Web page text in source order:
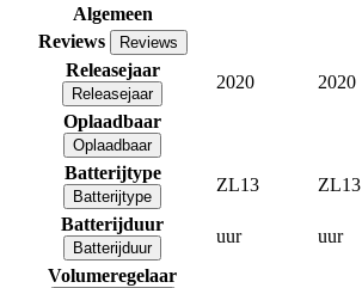
Algemeen
Reviews
Reviews
Releasejaar
Releasejaar
2020 2020
Oplaadbaar
Oplaadbaar
Batterijtype
Batterijtype
ZL13 ZL13
Batterijduur
Batterijduur
uur uur
Volumeregelaar